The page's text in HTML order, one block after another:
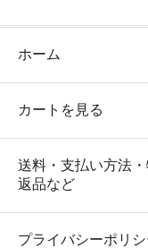
ホーム
カートを見る
送料・支払い方法
返品など
プライバシーポリシ